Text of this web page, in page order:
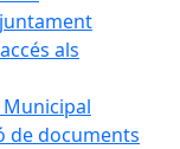
als
de documents